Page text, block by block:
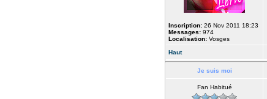
Inscription: 26 Nov 2011 18:23
Messages: 974
Localisation: Vosges
Haut
Je suis moi
Fan Habitué